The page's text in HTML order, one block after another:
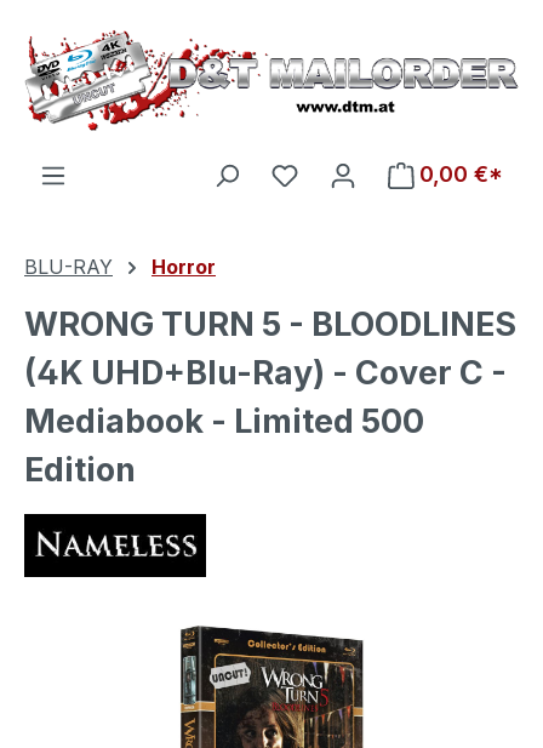
Zum Hauptinhalt springen
Du hast 0 Produkte auf
0,00 €*
BLU-RAY Horror
WRONG TURN 5 - BLOODLINES
(4K UHD+Blu-Ray) - Cover C -
Mediabook - Limited 500
Edition
Bildergalerie überspringen